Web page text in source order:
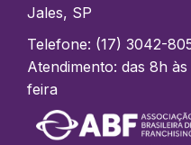
Jales, SP
Telefone: (17) 3042-
Atendimento: das 8h
feira